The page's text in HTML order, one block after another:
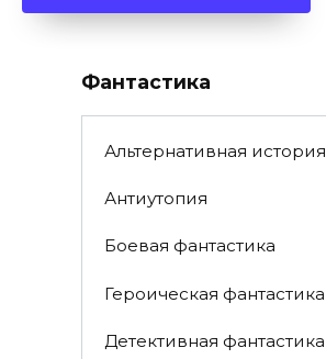
Фантастика
Альтернативная история
Антиутопия
Боевая фантастика
Героическая фантастика
Детективная фантастика